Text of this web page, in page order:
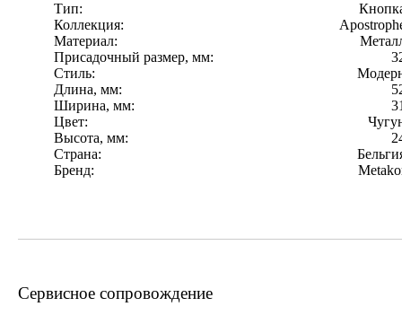
Тип:
Коллекция:
Материал:
Присадочный размер, мм:
Стиль:
Длина, мм:
Ширина, мм:
Цвет:
Высота, мм:
Страна:
Бренд:
Сервисное сопровождение